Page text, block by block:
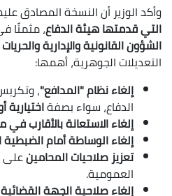
وأكد الوزير أن النسخة المصادق عليها
التي قدمتها هيئة الدفاع، مثمنًا
الشؤون القانونية والإدارية والحريات
التعديلات الجوهرية، أهمها:
إلغاء نظام "المدافع"،
الدفاع، سواء بصفةاختيارية
إلغاء الاستعانة بالأقارب في
إلغاء الوساطة أمام الضبطية
تعزيز صلاحيات المحامينعلى
العمومية.
إلغاء صلاحية الجهة